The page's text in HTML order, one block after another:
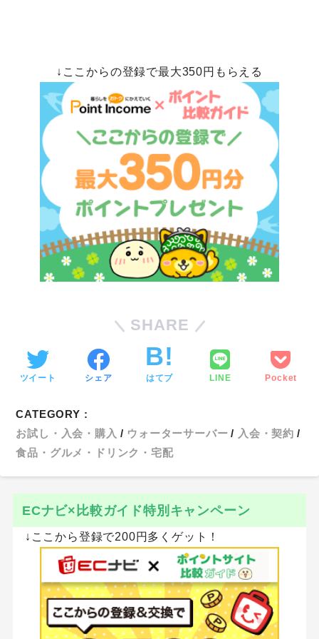
↓ここからの登録で最大350円もらえる
SHARE
ツイート シェア はてブ LINE Pocket
CATEGORY :
お試し・入会・購入
ウォーターサーバー
入会・契約
食品・グルメ・ドリンク・宅配
ECナビ×比較ガイド特別キャンペーン
↓ここから登録で200円多くゲット！